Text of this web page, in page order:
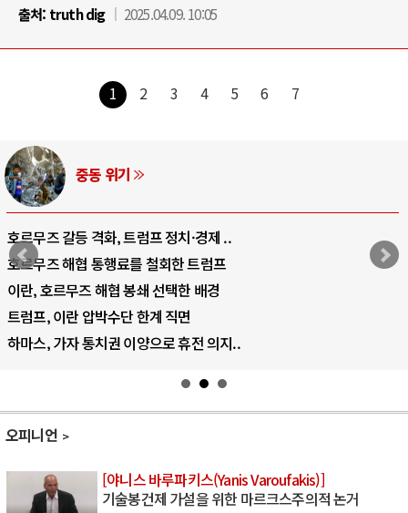
출처: truth dig 2025.04.09. 10:05
1 2 3 4 5 6 7
AI와 인간
중국 AI, 저가 공세로 글로벌 토큰 시..
AI 국부펀드 구상 놓고 미국 진보진영 ..
AI 데이터센터 반대 투쟁은 새로운 글로..
AI의 숨은 환경 비용: 데이터센터 확산..
AI는 어떻게 미국 민주주의를 잠식하고 ..
오피니언
[야니스 바루파키스(Yanis Varoufakis)]
기술봉건제 가설을 위한 마르크스주의적 논거